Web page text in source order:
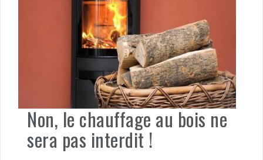
Non, le chauffage au bois ne
sera pas interdit !